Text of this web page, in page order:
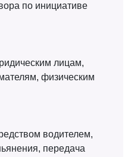
по инициативе
лицам,
физическим
водителем,
передача